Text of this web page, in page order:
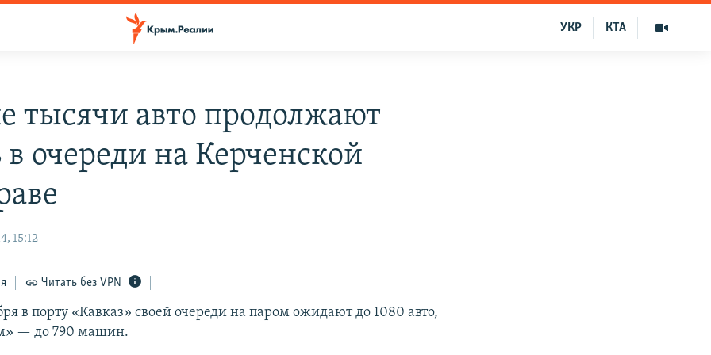
КТА
УКР
тысячи авто продолжают
в очереди на Керченской
15:12
Читать без VPN
в порту «Кавказ» своей очереди на паром ожидают до 1080 авто,
— до 790 машин.